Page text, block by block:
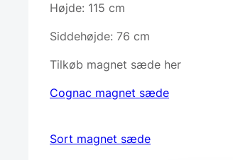
Højde: 115 cm
Siddehøjde: 76 cm
Tilkøb magnet sæde her
Cognac magnet sæde
Sort magnet sæde